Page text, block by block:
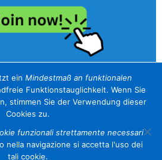
ein Mindestmaß an funktionalen
Funktionstauglichkeit. Wenn Sie
stimmen Sie der Verwendung dieser
Cookies zu.
funzionali strettamente necessari
nella navigazione si accetta l'uso dei
tali cookie.